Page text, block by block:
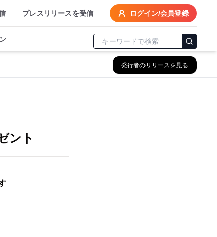
プレスリリースを受信 ログイン/会員登録
発行者のリリースを見る
ント